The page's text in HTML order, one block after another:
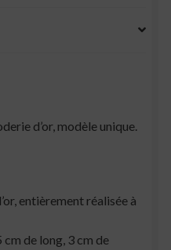
d’or, modèle unique.
entièrement réalisée à
cm de long, 3 cm de